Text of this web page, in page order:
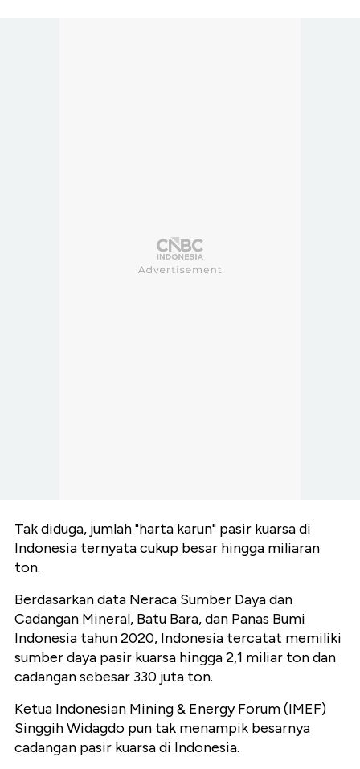
Tak diduga, jumlah "harta karun" pasir kuarsa di
Indonesia ternyata cukup besar hingga miliaran
ton.
Berdasarkan data Neraca Sumber Daya dan
Cadangan Mineral, Batu Bara, dan Panas Bumi
Indonesia tahun 2020, Indonesia tercatat memiliki
sumber daya pasir kuarsa hingga 2,1 miliar ton dan
cadangan sebesar 330 juta ton.
Ketua Indonesian Mining & Energy Forum (IMEF)
Singgih Widagdo pun tak menampik besarnya
cadangan pasir kuarsa di Indonesia.